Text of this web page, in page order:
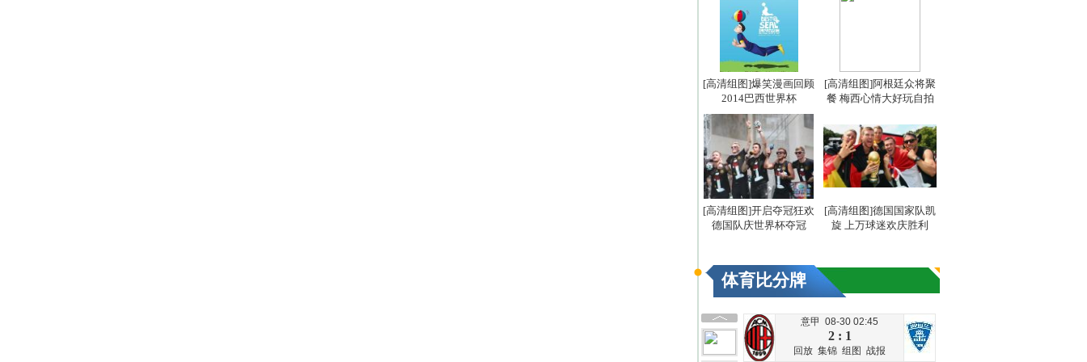
[高清组图]爆笑漫画回顾
2014巴西世界杯
[高清组图]阿根廷众将聚
餐 梅西心情大好玩自拍
[高清组图]开启夺冠狂欢
德国队庆世界杯夺冠
[高清组图]德国国家队凯
旋 上万球迷欢庆胜利
体育比分牌
意甲 08-30 02:45
2 : 1
回放 集锦 组图 战报